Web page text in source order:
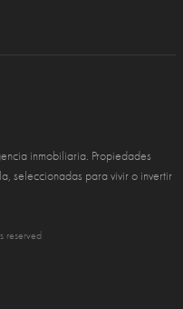
inmobiliaria. Propiedades
seleccionadas para vivir o invertir
reserved